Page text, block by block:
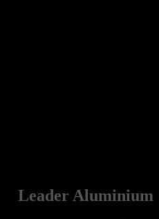
Leader Aluminium